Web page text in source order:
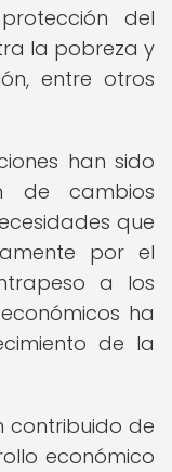
del
la pobreza y
entre otros
han sido
de cambios
que
por el
a los
ha
de la
contribuido de
económico